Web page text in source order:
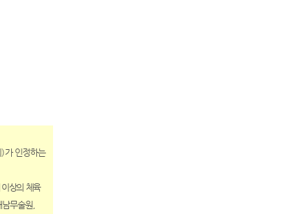
)가 인정하는
상의 체육
남무술원